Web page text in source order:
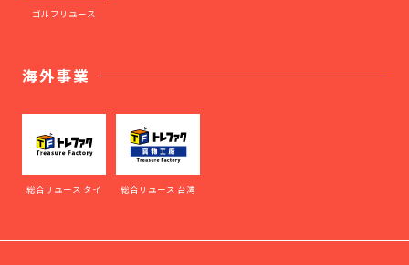
ゴルフリユース
海外事業
総合リユース タイ 総合リユース 台湾